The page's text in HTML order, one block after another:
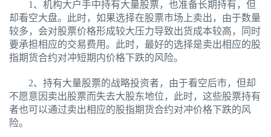
1、机构大户手中持有大量股票，也准备长期持有，但
却看空大盘。此时，如果选择在股票市场上卖出，由于数量
较多，会对股票价格形成较大压力导致出货成本较高，同时
要承担相应的交易费用。此时，最好的选择是卖出相应的股
指期货合约对冲短期内价格下跌的风险。
2、持有大量股票的战略投资者，由于看空后市，但却
不愿意因卖出股票而失去大股东地位，此时，这些股票持有
者也可以通过卖出相应的股指期货合约对冲价格下跌的风
险。